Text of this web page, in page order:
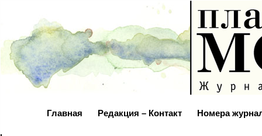
Главная Редакция – Контакт Номера